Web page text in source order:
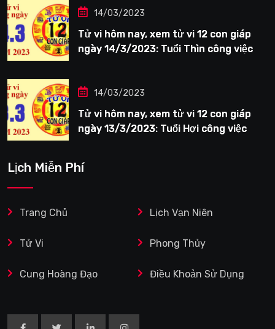
14/03/2023
Tử vi hôm nay, xem tử vi 12 con giáp
ngày 14/3/2023: Tuổi Thìn công việc
14/03/2023
Tử vi hôm nay, xem tử vi 12 con giáp
ngày 13/3/2023: Tuổi Hợi công việc
Lịch Miễn Phí
Trang Chủ Lịch Vạn Niên
Tử Vi Phong Thủy
Cung Hoàng Đạo Điều Khoản Sử Dụng